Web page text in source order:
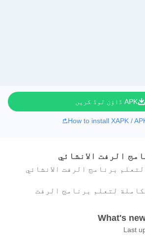
APK ڈاؤن لوڈ کریں
How to install XAPK /
برنامج الرفت الانشائي
لتعلم برنامج الرفت
What's
Last